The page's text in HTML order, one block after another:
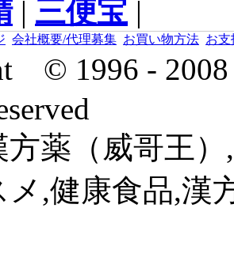
| 三便宝 |
会社概要/代理募集 お買い物方法 お支
© 1996 -
方薬（威哥王
メ,健康食品,漢